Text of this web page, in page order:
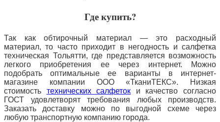
Где купить?
Так как обтирочный материал — это расходный
материал, то часто приходит в негодность и салфетка
техническая Тольятти, где представляется возможность
легкого приобретения ее через интернет. Можно
подобрать оптимальные ее варианты в интернет-
магазине компании ООО «ТканиТЕКС». Низкая
стоимость технических салфеток и качество согласно
ГОСТ удовлетворят требования любых производств.
Заказать доставку можно по выгодной схеме через
любую транспортную компанию города.